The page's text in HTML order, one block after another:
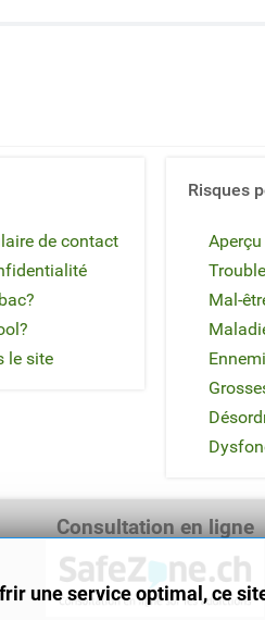
de contact
le site
Risques
Mal-
Consultation en ligne
une service optimal, ce